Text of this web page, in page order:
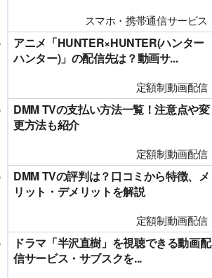
スマホ・携帯通信サービス
アニメ「HUNTER×HUNTER(ハンター
ハンター)」の配信先は？動画サ...
定額制動画配信
DMM TVの支払い方法一覧！注意点や変
更方法も紹介
定額制動画配信
DMM TVの評判は？口コミから特徴、メ
リット・デメリットを解説
定額制動画配信
ドラマ「半沢直樹」を視聴できる動画配
信サービス・サブスクを...